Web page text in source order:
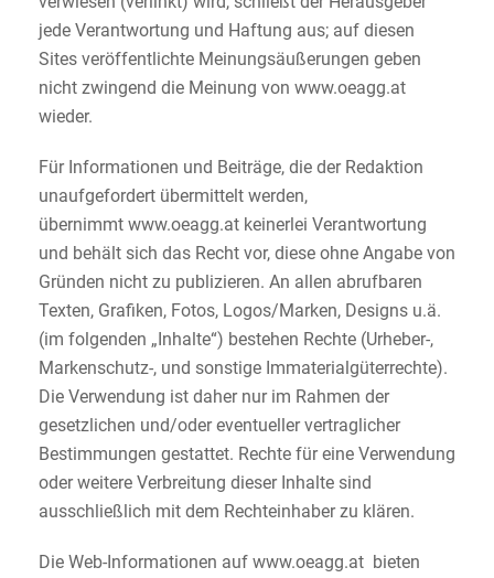
jede Verantwortung und Haftung aus; auf diesen
Sites veröffentlichte Meinungsäußerungen geben
nicht zwingend die Meinung von www.oeagg.at
wieder.
Für Informationen und Beiträge, die der Redaktion
unaufgefordert übermittelt werden,
übernimmt www.oeagg.at keinerlei Verantwortung
und behält sich das Recht vor, diese ohne Angabe von
Gründen nicht zu publizieren. An allen abrufbaren
Texten, Grafiken, Fotos, Logos/Marken, Designs u.ä.
(im folgenden „Inhalte“) bestehen Rechte (Urheber-,
Markenschutz-, und sonstige Immaterialgüterrechte).
Die Verwendung ist daher nur im Rahmen der
gesetzlichen und/oder eventueller vertraglicher
Bestimmungen gestattet. Rechte für eine Verwendung
oder weitere Verbreitung dieser Inhalte sind
ausschließlich mit dem Rechteinhaber zu klären.
Die Web-Informationen auf www.oeagg.at bieten